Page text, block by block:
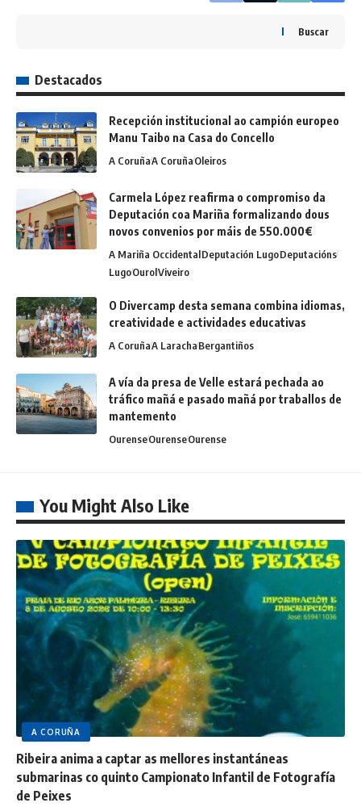
Buscar
Destacados
Recepción institucional ao campión europeo
Manu Taibo na Casa do Concello
A CoruñaA CoruñaOleiros
Carmela López reafirma o compromiso da
Deputación coa Mariña formalizando dous
novos convenios por máis de 550.000€
A Mariña OccidentalDeputación LugoDeputacións
LugoOurolViveiro
O Divercamp desta semana combina idiomas,
creatividade e actividades educativas
A CoruñaA LarachaBergantiños
A vía da presa de Velle estará pechada ao
tráfico mañá e pasado mañá por traballos de
mantemento
OurenseOurenseOurense
You Might Also Like
A CORUÑA
Ribeira anima a captar as mellores instantáneas
submarinas co quinto Campionato Infantil de Fotografía
de Peixes